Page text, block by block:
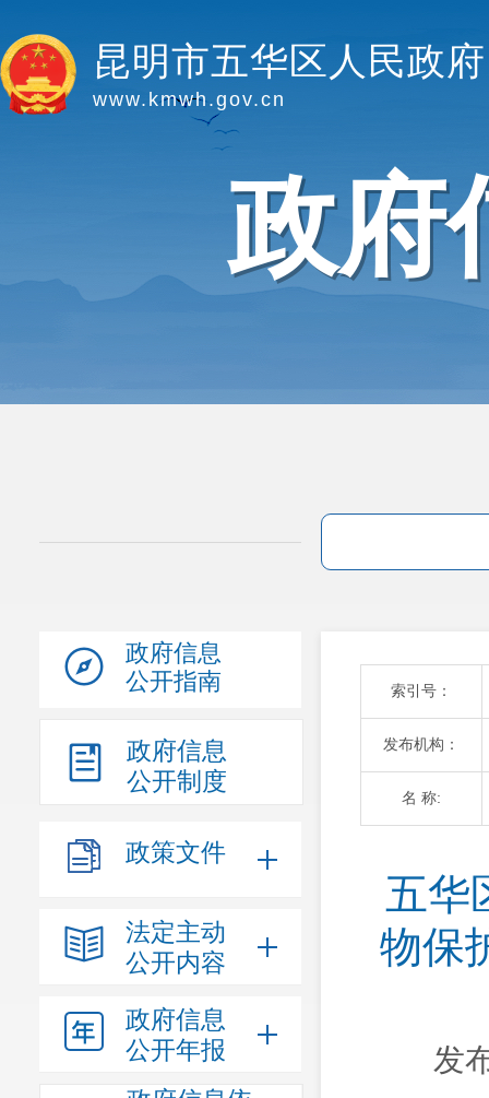
昆明市五华区人民政府
www.kmwh.gov.cn
政府
政府信息
公开指南
政府信息
公开制度
政策文件
法定主动
公开内容
政府信息
公开年报
索引号：
发布机构：
名 称:
物保
发